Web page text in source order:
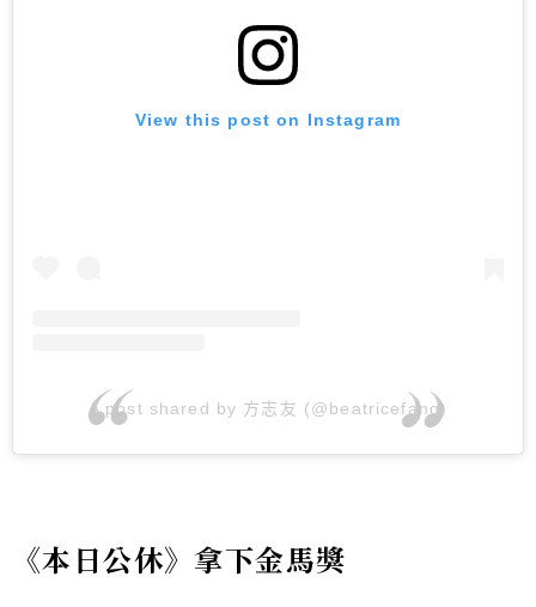
View this post on Instagram
A post shared by 方志友 (@beatricefang)
《本日公休》拿下金馬獎